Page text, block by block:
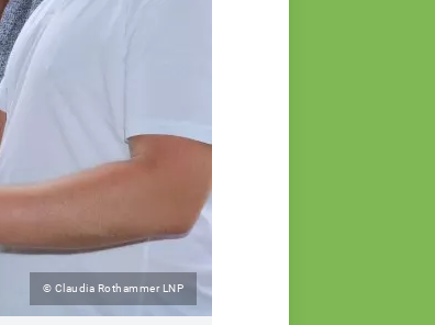
© Claudia Rothammer LNP